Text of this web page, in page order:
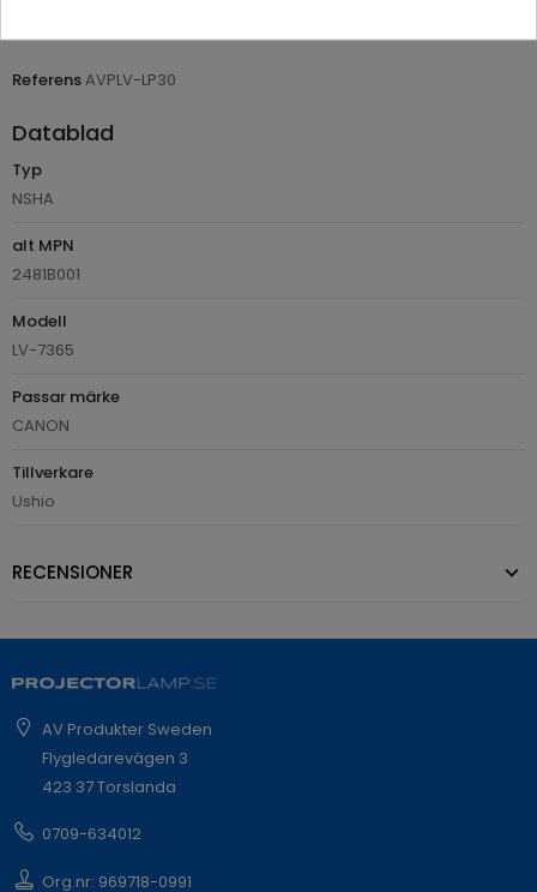
ReferensAVPLV-LP30
Datablad
Typ
NSHA
alt MPN
2481B001
Modell
LV-7365
Passar märke
CANON
Tillverkare
Ushio
RECENSIONER
AV Produkter Sweden
Flygledarevägen 3
423 37 Torslanda
0709-634012
Org.nr: 969718-0991